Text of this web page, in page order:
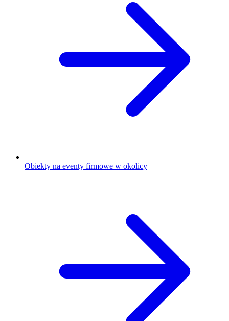
Obiekty na eventy firmowe w okolicy